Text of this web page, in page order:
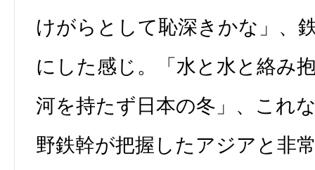
けがらとして恥深きかな」、
にした感じ。「水と水と絡み
河を持たず日本の冬」、これ
野鉄幹が把握したアジアと非